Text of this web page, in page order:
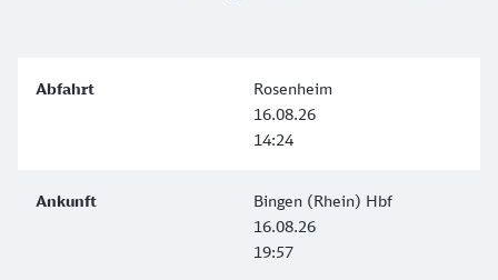
Rosenheim
16.08.26
14:24
Bingen (Rhein) Hbf
16.08.26
19:57